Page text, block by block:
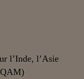
l’Inde, l’Asie